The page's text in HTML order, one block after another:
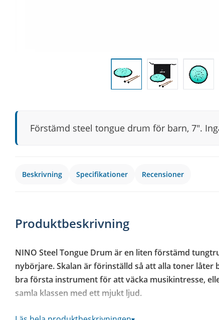
Förstämd steel tongue drum för barn, 7".
Beskrivning Specifikationer Recensioner
Produktbeskrivning
NINO Steel Tongue Drum är en liten förstämd
nybörjare. Skalan är förinställd så att alla toner låter
bra första instrument för att väcka musikintresse,
samla klassen med ett mjukt ljud.
Förstämd skala – alla toner klingar rätt tillsammans